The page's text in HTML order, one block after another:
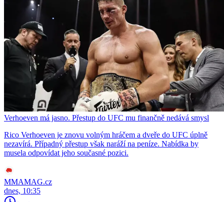
Verhoeven má jasno. Přestup do UFC mu finančně nedává smysl
Rico Verhoeven je znovu volným hráčem a dveře do UFC úplně
nezavírá. Případný přestup však naráží na peníze. Nabídka by
musela odpovídat jeho současné pozici.
MMAMAG.cz
dnes, 10:35